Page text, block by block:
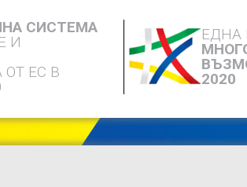
СИСТЕМА
И
ОТ ЕС В
ЕДНА
2020